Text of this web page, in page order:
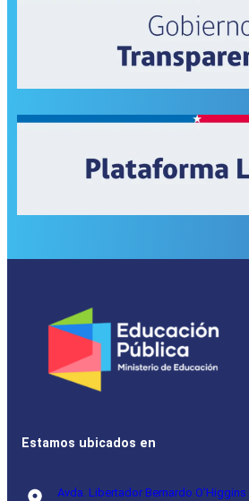
Estamos ubicados en
Avda. Libertador Bernardo